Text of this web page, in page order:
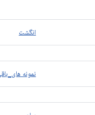
انگشت
نمونه